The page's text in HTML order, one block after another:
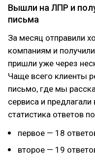
Вышли на ЛПР и
письма
За месяц отправили
компаниям и
пришли уже через
Чаще всего клиенты
письмо, где мы
сервиса и
статистика ответов
первое — 18
второе — 19